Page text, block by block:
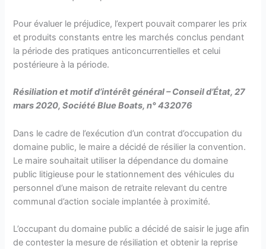
Pour évaluer le préjudice, l’expert pouvait comparer les prix
et produits constants entre les marchés conclus pendant
la période des pratiques anticoncurrentielles et celui
postérieure à la période.
Résiliation et motif d’intérêt général – Conseil d’État, 27
mars 2020, Société Blue Boats, n° 432076
Dans le cadre de l’exécution d’un contrat d’occupation du
domaine public, le maire a décidé de résilier la convention.
Le maire souhaitait utiliser la dépendance du domaine
public litigieuse pour le stationnement des véhicules du
personnel d’une maison de retraite relevant du centre
communal d’action sociale implantée à proximité.
L’occupant du domaine public a décidé de saisir le juge afin
de contester la mesure de résiliation et obtenir la reprise